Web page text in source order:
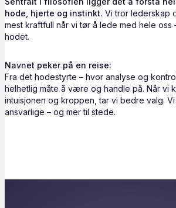
hode, hjerte og instinkt. Vi tror lederskap
mest kraftfull når vi tør å lede med hele oss
hodet.
Navnet peker på en reise:
Fra det hodestyrte – hvor analyse og
helhetlig måte å være og handle på. Når vi
intuisjonen og kroppen, tar vi bedre valg.
ansvarlige – og mer til stede.